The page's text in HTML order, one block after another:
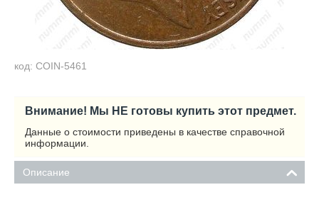
код: COIN-5461
Внимание! Мы НЕ готовы купить этот предмет.
Данные о стоимости приведены в качестве справочной
информации.
Описание